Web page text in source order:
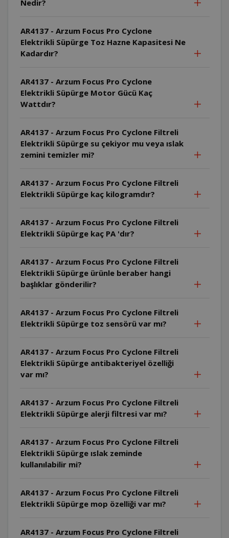
Nedir?
AR4137 - Arzum Focus Pro Cyclone
Elektrikli Süpürge Toz Hazne Kapasitesi Ne
Kadardır?
AR4137 - Arzum Focus Pro Cyclone
Elektrikli Süpürge Motor Gücü Kaç
Wattdır?
AR4137 - Arzum Focus Pro Cyclone Filtreli
Elektrikli Süpürge su çekiyor mu veya ıslak
zemini temizler mi?
AR4137 - Arzum Focus Pro Cyclone Filtreli
Elektrikli Süpürge kaç kilogramdır?
AR4137 - Arzum Focus Pro Cyclone Filtreli
Elektrikli Süpürge kaç PA 'dır?
AR4137 - Arzum Focus Pro Cyclone Filtreli
Elektrikli Süpürge ürünle beraber hangi
başlıklar gönderilir?
AR4137 - Arzum Focus Pro Cyclone Filtreli
Elektrikli Süpürge toz sensörü var mı?
AR4137 - Arzum Focus Pro Cyclone Filtreli
Elektrikli Süpürge antibakteriyel özelliği
var mı?
AR4137 - Arzum Focus Pro Cyclone Filtreli
Elektrikli Süpürge alerji filtresi var mı?
AR4137 - Arzum Focus Pro Cyclone Filtreli
Elektrikli Süpürge ıslak zeminde
kullanılabilir mi?
AR4137 - Arzum Focus Pro Cyclone Filtreli
Elektrikli Süpürge mop özelliği var mı?
AR4137 - Arzum Focus Pro Cyclone Filtreli